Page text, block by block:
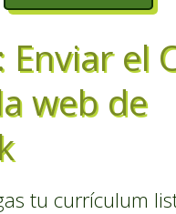
Enviar el
web de
tu currículum